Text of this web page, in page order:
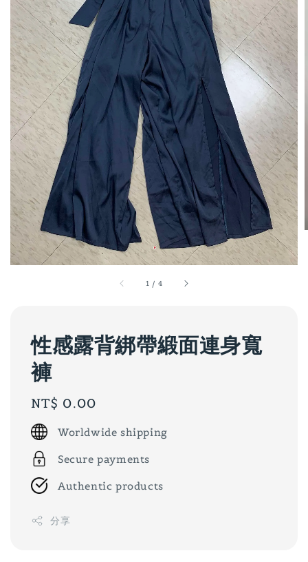
1 / 4
性感露背綁帶緞面連身寬
褲
Regular
price
NT$ 0.00
Worldwide shipping
Secure payments
Authentic products
分享